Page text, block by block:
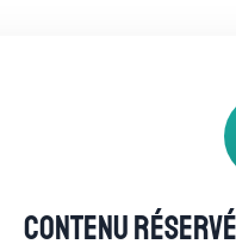
Contenu réservé